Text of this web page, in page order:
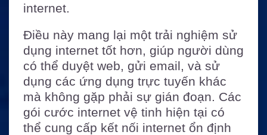
internet.
Điều này mang lại một trải nghiệm sử
dụng internet tốt hơn, giúp người dùng
có thể duyệt web, gửi email, và sử
dụng các ứng dụng trực tuyến khác
mà không gặp phải sự gián đoạn. Các
gói cước internet vệ tinh hiện tại có
thể cung cấp kết nối internet ổn định